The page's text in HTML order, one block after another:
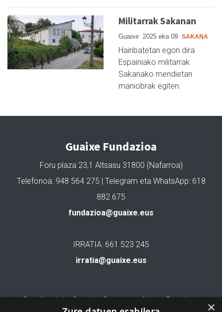
Militarrak Sakanan
Guaixe 2025 eka 09 SAKANA
Hainbatetan egon dira
Espainiako militarrak
Sakanako mendietan
maniobrak egiten.
Guaixe Fundazioa
Foru plaza 23,1 Altsasu 31800 (Nafarroa)
Telefonoa: 948 564 275 | Telegram eta WhatsApp: 618
882 675
fundazioa@guaixe.eus
IRRATIA: 661 523 245
irratia@guaixe.eus
Gure lizentzia: Creative Commons Aitortu Partekatu ×